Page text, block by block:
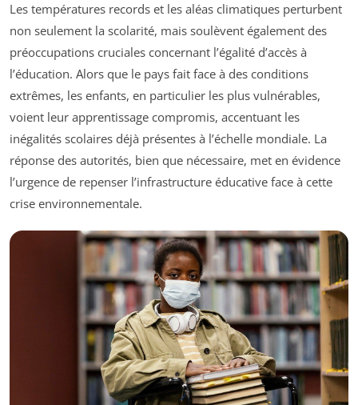
Les températures records et les aléas climatiques perturbent
non seulement la scolarité, mais soulèvent également des
préoccupations cruciales concernant l’égalité d’accès à
l’éducation. Alors que le pays fait face à des conditions
extrêmes, les enfants, en particulier les plus vulnérables,
voient leur apprentissage compromis, accentuant les
inégalités scolaires déjà présentes à l’échelle mondiale. La
réponse des autorités, bien que nécessaire, met en évidence
l’urgence de repenser l’infrastructure éducative face à cette
crise environnementale.